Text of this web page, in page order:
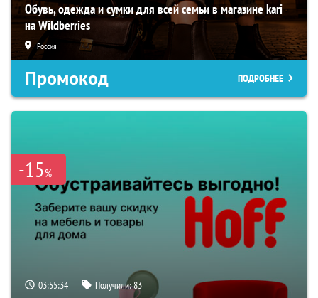
Обувь, одежда и сумки для всей семьи в магазине kari
на Wildberries
Россия
Промокод ПОДРОБНЕЕ
-15%
03:55:33 Получили:83